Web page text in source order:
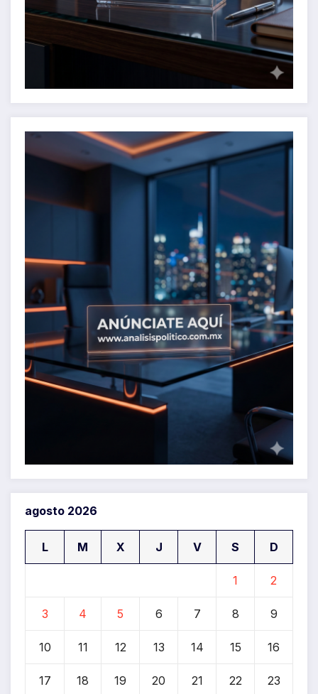
agosto 2026
L M X J V S D
1 2
3 4 5 6 7 8 9
10 11 12 13 14 15 16
17 18 19 20 21 22 23